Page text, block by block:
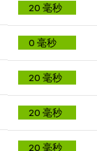
20 毫秒
0 毫秒
20 毫秒
20 毫秒
20 毫秒